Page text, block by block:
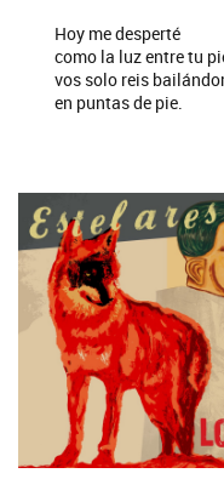
Hoy me desperté
como la luz entre tu
vos solo reis
en puntas de pie.